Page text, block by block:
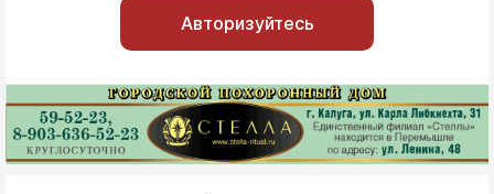
Авторизуйтесь